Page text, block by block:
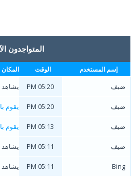
المتواجدون
إسم المستخدم الوقت المكان
ضيف 05:20 PM يشاهد
ضيف 05:20 PM يقوم
ضيف 05:13 PM يقوم
ضيف 05:11 PM
Bing
05:11 PM